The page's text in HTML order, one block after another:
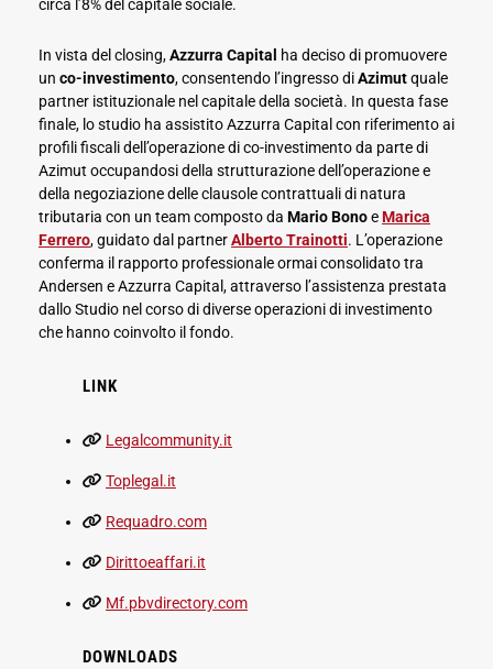
circa l’8% del capitale sociale.
In vista del closing,Azzurra Capital
ha deciso di promuovere
un co-investimento, consentendo l’ingresso diAzimutquale
partner istituzionale nel capitale della società. In questa fase
finale, lo studio ha assistito Azzurra Capital con riferimento ai
profili fiscali dell’operazione di co-investimento da parte di
Azimut occupandosi della strutturazione dell’operazione e
della negoziazione delle clausole contrattuali di natura
tributaria con un team composto da Mario BonoeMarica
Ferrero, guidato dal partnerAlberto Trainotti. L’operazione
conferma il rapporto professionale ormai consolidato tra
Andersen e Azzurra Capital, attraverso l’assistenza prestata
dallo Studio nel corso di diverse operazioni di investimento
che hanno coinvolto il fondo.
LINK
Legalcommunity.it
Toplegal.it
Requadro.com
Dirittoeaffari.it
Mf.pbvdirectory.com
DOWNLOADS